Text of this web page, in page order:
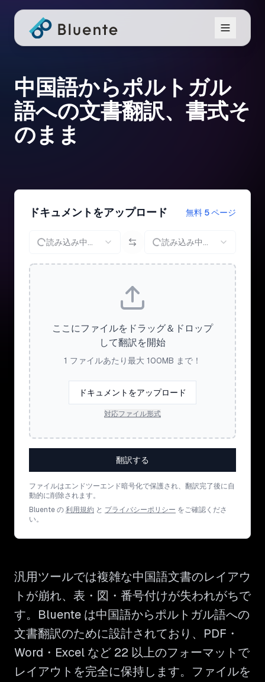
中国語からポルトガル
語への文書翻訳、書式そ
のまま
ドキュメントをアップロード 無料 5 ページ
読み込み中... 読み込み中...
ここにファイルをドラッグ＆ドロップ
して翻訳を開始
1 ファイルあたり最大 100MB まで！
ドキュメントをアップロード
対応ファイル形式
翻訳する
ファイルはエンドツーエンド暗号化で保護され、翻訳完了後に自
動的に削除されます。
Bluente の利用規約 と プライバシーポリシー をご確認くださ
い。
汎用ツールでは複雑な中国語文書のレイアウ
トが崩れ、表・図・番号付けが失われがちで
す。Bluente は中国語からポルトガル語への
文書翻訳のために設計されており、PDF・
Word・Excel など 22 以上のフォーマットで
レイアウトを完全に保持します。ファイルを